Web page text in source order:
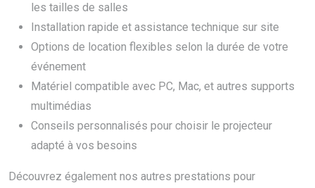
les tailles de salles
Installation rapide et assistance technique sur site
Options de location flexibles selon la durée de votre
événement
Matériel compatible avec PC, Mac, et autres supports
multimédias
Conseils personnalisés pour choisir le projecteur
adapté à vos besoins
Découvrez également nos autres prestations pour